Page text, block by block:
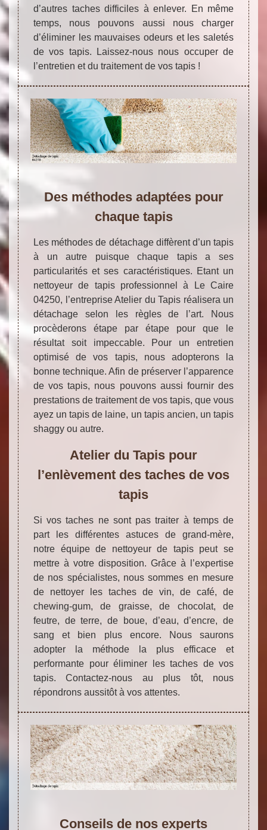
d’autres taches difficiles à enlever. En même
temps, nous pouvons aussi nous charger
d’éliminer les mauvaises odeurs et les saletés
de vos tapis. Laissez-nous nous occuper de
l’entretien et du traitement de vos tapis !
Des méthodes adaptées pour
chaque tapis
Les méthodes de détachage diffèrent d’un tapis
à un autre puisque chaque tapis a ses
particularités et ses caractéristiques. Etant un
nettoyeur de tapis professionnel à Le Caire
04250, l’entreprise Atelier du Tapis réalisera un
détachage selon les règles de l’art. Nous
procèderons étape par étape pour que le
résultat soit impeccable. Pour un entretien
optimisé de vos tapis, nous adopterons la
bonne technique. Afin de préserver l’apparence
de vos tapis, nous pouvons aussi fournir des
prestations de traitement de vos tapis, que vous
ayez un tapis de laine, un tapis ancien, un tapis
shaggy ou autre.
Atelier du Tapis pour
l’enlèvement des taches de vos
tapis
Si vos taches ne sont pas traiter à temps de
part les différentes astuces de grand-mère,
notre équipe de nettoyeur de tapis peut se
mettre à votre disposition. Grâce à l’expertise
de nos spécialistes, nous sommes en mesure
de nettoyer les taches de vin, de café, de
chewing-gum, de graisse, de chocolat, de
feutre, de terre, de boue, d’eau, d’encre, de
sang et bien plus encore. Nous saurons
adopter la méthode la plus efficace et
performante pour éliminer les taches de vos
tapis. Contactez-nous au plus tôt, nous
répondrons aussitôt à vos attentes.
Conseils de nos experts